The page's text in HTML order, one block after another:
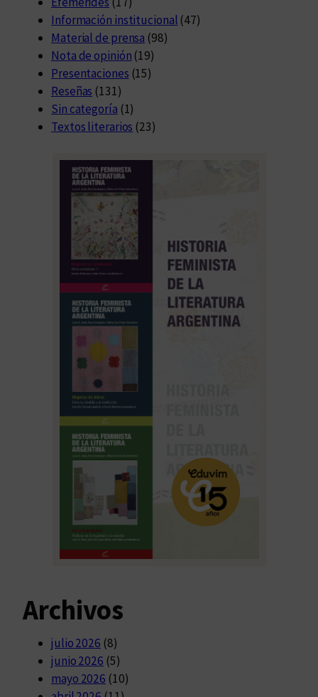
Información institucional (47)
Material de prensa (98)
Nota de opinión (19)
Presentaciones (15)
Reseñas (131)
Sin categoría (1)
Textos literarios (23)
Archivos
julio 2026 (8)
junio 2026 (5)
mayo 2026 (10)